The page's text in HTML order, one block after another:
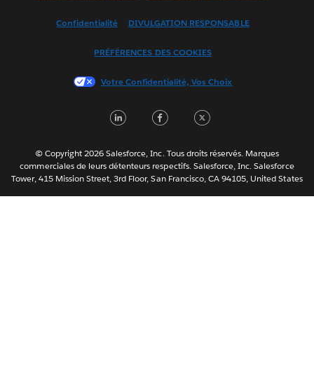
Français (Canada)
한국어
Português
ไทย
简体中文
Confidentialité DIVULGATION RESPONSABLE
PRÉFÉRENCES DES COOKIES
Votre Confidentialité, Vos Choix
n
k
e
c
e
b
i
t
t
© Copyright 2026 Salesforce, Inc. Tous droits réservés. Marques
commerciales de leurs détenteurs respectifs. Salesforce, Inc. Salesforce
Tower, 415 Mission Street, 3rd Floor, San Francisco, CA 94105, United States